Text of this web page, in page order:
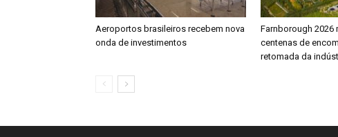
Aeroportos brasileiros recebem nova
onda de investimentos
Farnborough 2026
centenas de
retomada da